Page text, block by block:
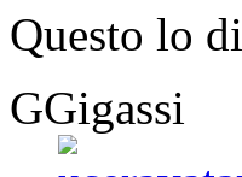
Questo lo
GGigassi